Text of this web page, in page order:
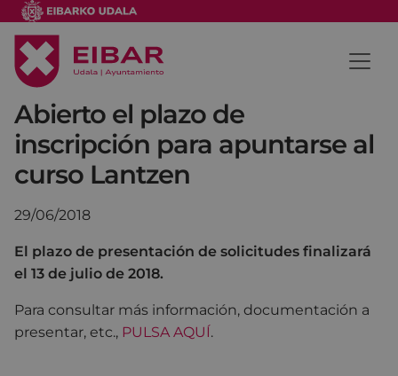
Abierto el plazo de
inscripción para apuntarse al
curso Lantzen
29/06/2018
El plazo de presentación de solicitudes finalizará
el 13 de julio de 2018.
Para consultar más información, documentación a
presentar, etc., PULSA AQUÍ.